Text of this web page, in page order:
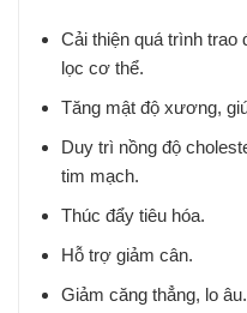
Cải thiện quá trình trao
lọc cơ thể.
Tăng mật độ xương,
Duy trì nồng độ
tim mạch.
Thúc đẩy tiêu hóa.
Hỗ trợ giảm cân.
Giảm căng thẳng, lo âu.